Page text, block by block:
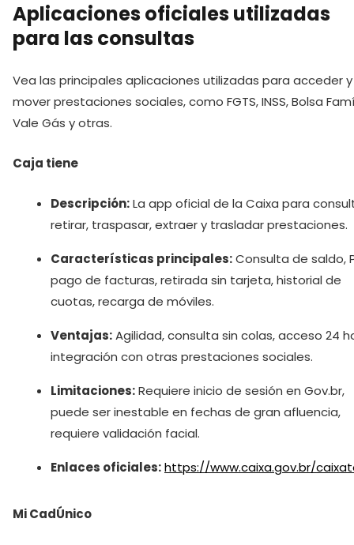
Aplicaciones oficiales utilizadas
para las consultas
Vea las principales aplicaciones utilizadas para acceder y
mover prestaciones sociales, como FGTS, INSS, Bolsa
Vale Gás y otras.
Caja tiene
Descripción:La app oficial de la Caixa para
retirar, traspasar, extraer y trasladar prestaciones.
Características principales:Consulta de saldo,
pago de facturas, retirada sin tarjeta, historial de
cuotas, recarga de móviles.
Ventajas:Agilidad, consulta sin colas, acceso 24
integración con otras prestaciones sociales.
Limitaciones:Requiere inicio de sesión en Gov.br,
puede ser inestable en fechas de gran afluencia,
requiere validación facial.
Enlaces oficiales:https://www.caixa.gov.br/
Mi CadÚnico